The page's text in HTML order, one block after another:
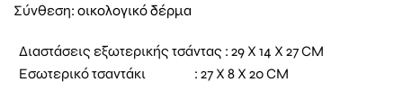
Σύνθεση: οικολογικό δέρμα
Διαστάσεις εξωτερικής τσάντας : 29 X 14 X 27 CM
Εσωτερικό τσαντάκι : 27 X 8 X 20 CM